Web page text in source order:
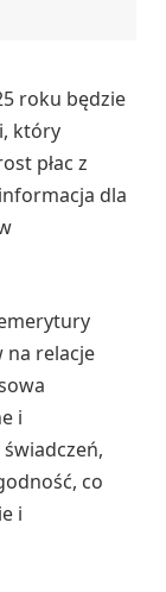
roku będzie
który
płac z
dla
na relacje
i
co
i